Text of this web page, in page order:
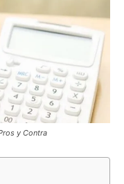
y Contra